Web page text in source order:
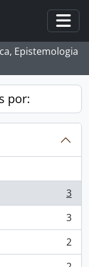
Epistemologia
por:
3
3
2